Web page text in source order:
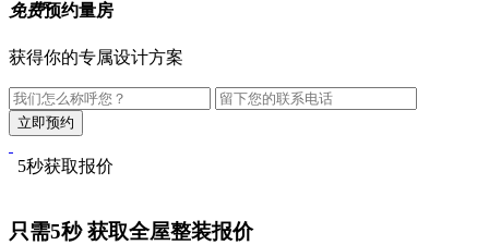
免费预约量房
获得你的专属设计方案
5秒获取报价
只需5秒获取全屋整装报价